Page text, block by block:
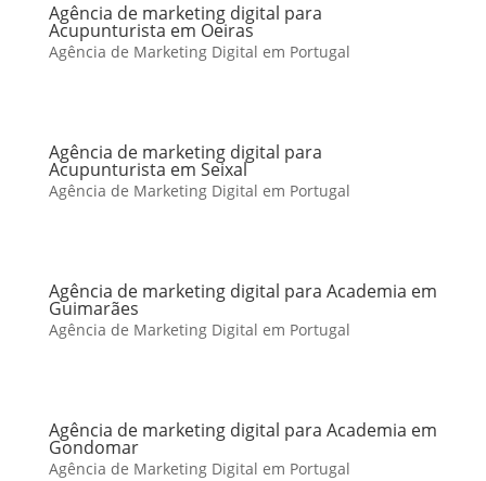
Agência de marketing digital para
Acupunturista em Oeiras
Agência de Marketing Digital em Portugal
Agência de marketing digital para
Acupunturista em Seixal
Agência de Marketing Digital em Portugal
Agência de marketing digital para Academia em
Guimarães
Agência de Marketing Digital em Portugal
Agência de marketing digital para Academia em
Gondomar
Agência de Marketing Digital em Portugal